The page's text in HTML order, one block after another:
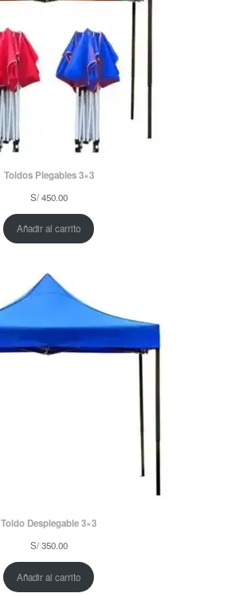
Toldos Plegables 3×3
S/450.00
Añadir al carrito
Toldo Desplegable 3×3
S/350.00
Añadir al carrito